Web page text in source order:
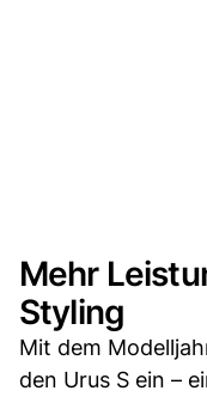
Mehr
Styling
Mit dem
den Urus S ein –